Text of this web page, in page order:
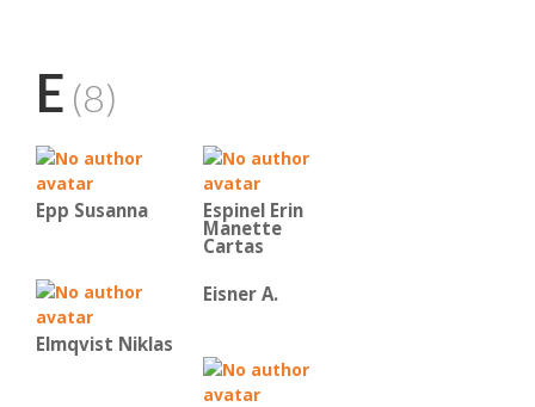
E (8)
Epp Susanna Espinel Erin
Manette
Cartas
Elmqvist Niklas
Eisner A.